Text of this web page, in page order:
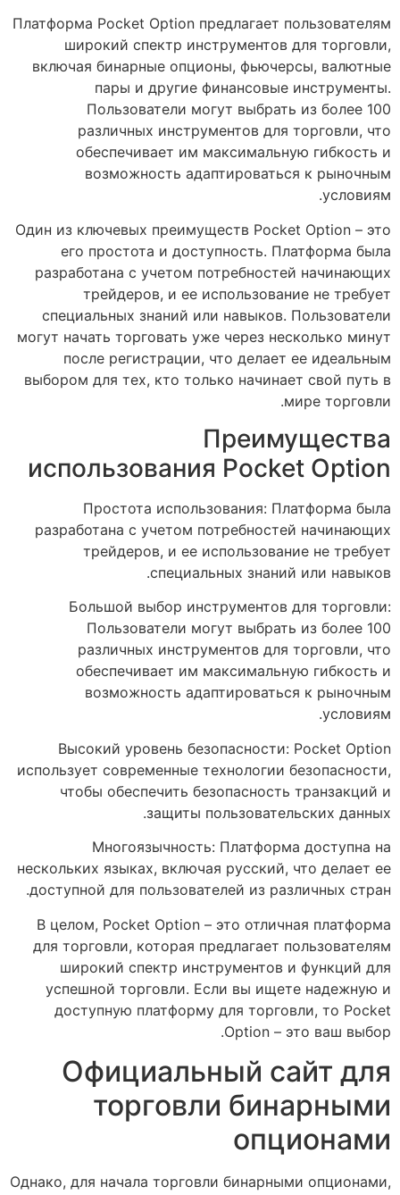
Платформа Pocket Option предлагает пользователям
широкий спектр инструментов для торговли,
включая бинарные опционы, фьючерсы, валютные
пары и другие финансовые инструменты.
Пользователи могут выбрать из более 100
различных инструментов для торговли, что
обеспечивает им максимальную гибкость и
возможность адаптироваться к рыночным
условиям.
Один из ключевых преимуществ Pocket Option – это
его простота и доступность. Платформа была
разработана с учетом потребностей начинающих
трейдеров, и ее использование не требует
специальных знаний или навыков. Пользователи
могут начать торговать уже через несколько минут
после регистрации, что делает ее идеальным
выбором для тех, кто только начинает свой путь в
мире торговли.
Преимущества
использования Pocket Option
Простота использования: Платформа была
разработана с учетом потребностей начинающих
трейдеров, и ее использование не требует
специальных знаний или навыков.
Большой выбор инструментов для торговли:
Пользователи могут выбрать из более 100
различных инструментов для торговли, что
обеспечивает им максимальную гибкость и
возможность адаптироваться к рыночным
условиям.
Высокий уровень безопасности: Pocket Option
использует современные технологии безопасности,
чтобы обеспечить безопасность транзакций и
защиты пользовательских данных.
Многоязычность: Платформа доступна на
нескольких языках, включая русский, что делает ее
доступной для пользователей из различных стран.
В целом, Pocket Option – это отличная платформа
для торговли, которая предлагает пользователям
широкий спектр инструментов и функций для
успешной торговли. Если вы ищете надежную и
доступную платформу для торговли, то Pocket
Option – это ваш выбор.
Официальный сайт для
торговли бинарными
опционами
Однако, для начала торговли бинарными опционами,